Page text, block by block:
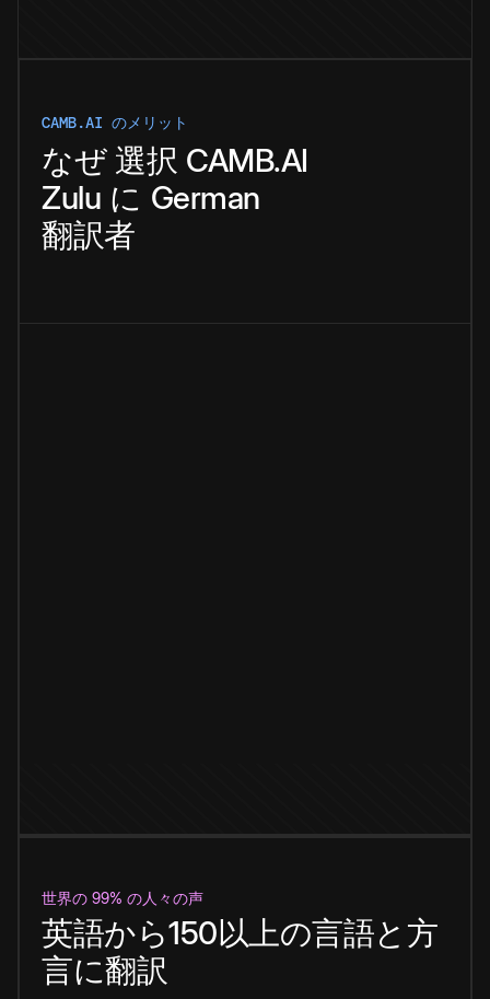
CAMB.AI のメリット
なぜ 選択 CAMB.AI
Zulu に German
翻訳者
世界の 99% の人々の声
英語から150以上の言語と方
言に翻訳